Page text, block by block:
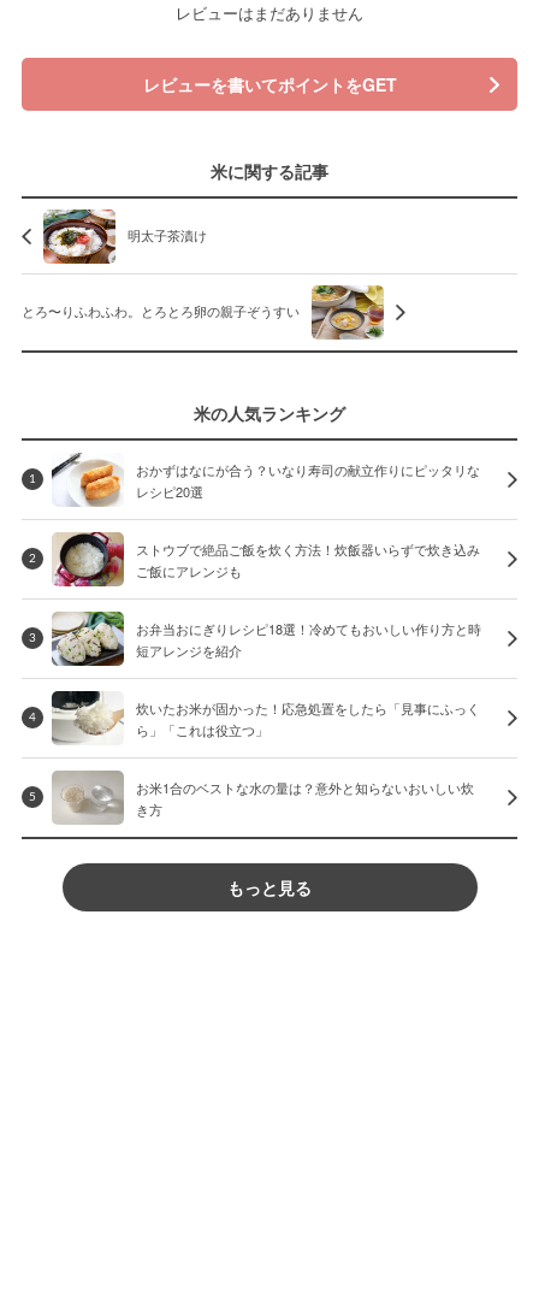
レビューはまだありません
レビューを書いてポイントをGET
米に関する記事
明太子茶漬け
とろ〜りふわふわ。とろとろ卵の親子ぞうすい
米の人気ランキング
1
おかずはなにが合う？いなり寿司の献立作りにピッタリな
レシピ20選
2
ストウブで絶品ご飯を炊く方法！炊飯器いらずで炊き込み
ご飯にアレンジも
3
お弁当おにぎりレシピ18選！冷めてもおいしい作り方と時
短アレンジを紹介
4
炊いたお米が固かった！応急処置をしたら「見事にふっく
ら」「これは役立つ」
5
お米1合のベストな水の量は？意外と知らないおいしい炊
き方
もっと見る